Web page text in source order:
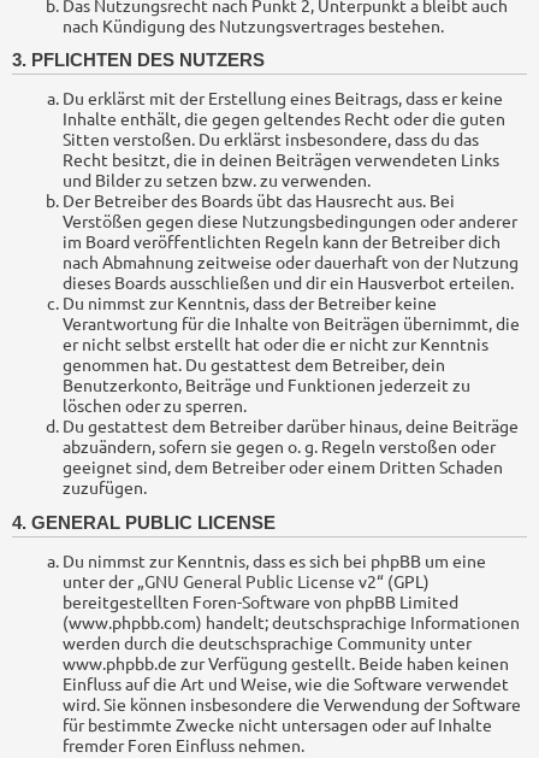
nach Kündigung des Nutzungsvertrages bestehen.
3. PFLICHTEN DES NUTZERS
Du erklärst mit der Erstellung eines Beitrags, dass er keine
Inhalte enthält, die gegen geltendes Recht oder die guten
Sitten verstoßen. Du erklärst insbesondere, dass du das
Recht besitzt, die in deinen Beiträgen verwendeten Links
und Bilder zu setzen bzw. zu verwenden.
Der Betreiber des Boards übt das Hausrecht aus. Bei
Verstößen gegen diese Nutzungsbedingungen oder anderer
im Board veröffentlichten Regeln kann der Betreiber dich
nach Abmahnung zeitweise oder dauerhaft von der Nutzung
dieses Boards ausschließen und dir ein Hausverbot erteilen.
Du nimmst zur Kenntnis, dass der Betreiber keine
Verantwortung für die Inhalte von Beiträgen übernimmt, die
er nicht selbst erstellt hat oder die er nicht zur Kenntnis
genommen hat. Du gestattest dem Betreiber, dein
Benutzerkonto, Beiträge und Funktionen jederzeit zu
löschen oder zu sperren.
Du gestattest dem Betreiber darüber hinaus, deine Beiträge
abzuändern, sofern sie gegen o. g. Regeln verstoßen oder
geeignet sind, dem Betreiber oder einem Dritten Schaden
zuzufügen.
4. GENERAL PUBLIC LICENSE
Du nimmst zur Kenntnis, dass es sich bei phpBB um eine
unter der „GNU General Public License v2“ (GPL)
bereitgestellten Foren-Software von phpBB Limited
(www.phpbb.com) handelt; deutschsprachige Informationen
werden durch die deutschsprachige Community unter
www.phpbb.de zur Verfügung gestellt. Beide haben keinen
Einfluss auf die Art und Weise, wie die Software verwendet
wird. Sie können insbesondere die Verwendung der Software
für bestimmte Zwecke nicht untersagen oder auf Inhalte
fremder Foren Einfluss nehmen.